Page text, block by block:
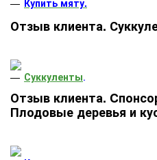
Купить мяту.
Отзыв клиента.
Суккуленты.
Отзыв клиента.
Плодовые деревья и